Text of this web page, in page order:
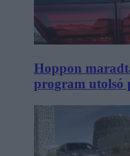
Hoppon
program utolsó